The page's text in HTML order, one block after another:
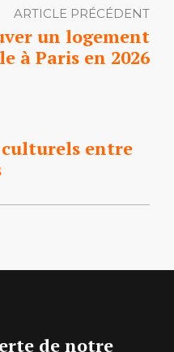
ARTICLE PRÉCÉDENT
un logement
à Paris en 2026
entre
de notre